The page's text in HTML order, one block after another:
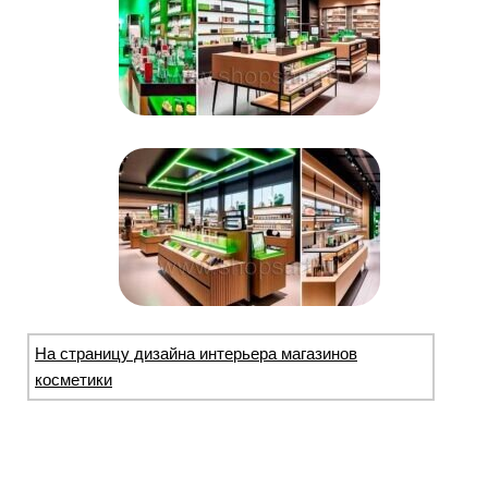
На страницу дизайна интерьера магазинов
косметики